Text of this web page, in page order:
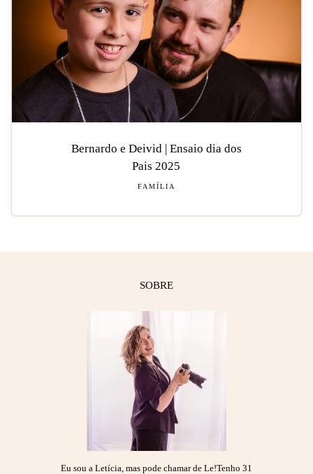
Bernardo e Deivid | Ensaio dia dos
Pais 2025
FAMÍLIA
SOBRE
Eu sou a Letícia, mas pode chamar de Le!Tenho 31